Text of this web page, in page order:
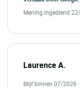
Mening ingediend
Laurence A.
Blijf binnen 07/2026